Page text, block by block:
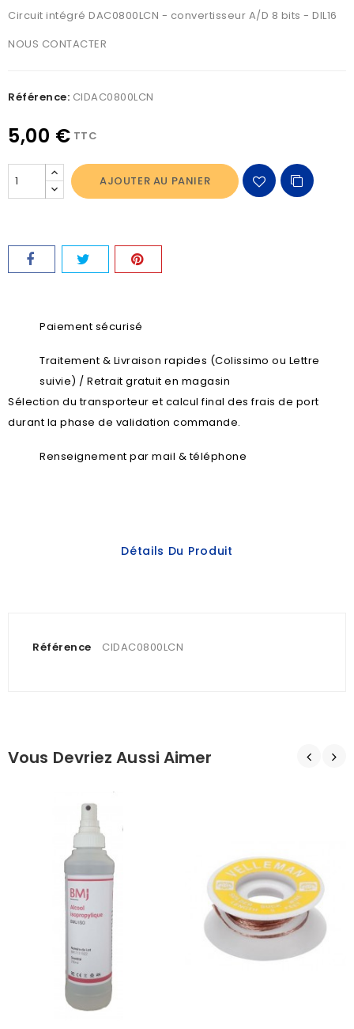
Circuit intégré DAC0800LCN - convertisseur A/D 8 bits - DIL16
NOUS CONTACTER
Référence: CIDAC0800LCN
5,00 € TTC
AJOUTER AU PANIER
Paiement sécurisé
Traitement & Livraison rapides (Colissimo ou Lettre
suivie) / Retrait gratuit en magasin
Sélection du transporteur et calcul final des frais de port
durant la phase de validation commande.
Renseignement par mail & téléphone
Détails Du Produit
Référence CIDAC0800LCN
Vous Devriez Aussi Aimer